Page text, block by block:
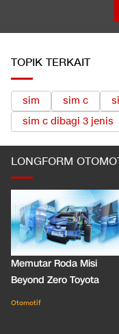
TOPIK TERKAIT
sim sim c
sim c dibagi 3 jenis
LONGFORM
Memutar Roda Misi
Beyond Zero Toyota
Otomotif